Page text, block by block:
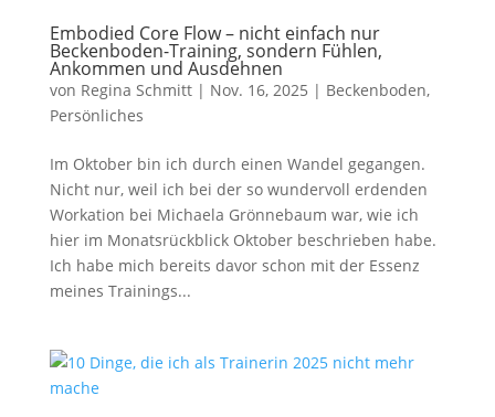
Embodied Core Flow – nicht einfach nur
Beckenboden-Training, sondern Fühlen,
Ankommen und Ausdehnen
von Regina Schmitt| Nov. 16, 2025 | Beckenboden,
Persönliches
Im Oktober bin ich durch einen Wandel gegangen.
Nicht nur, weil ich bei der so wundervoll erdenden
Workation bei Michaela Grönnebaum war, wie ich
hier im Monatsrückblick Oktober beschrieben habe.
Ich habe mich bereits davor schon mit der Essenz
meines Trainings...